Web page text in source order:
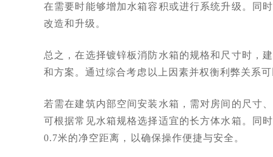
在需要时能够增加水箱容积或进行系统升级。同
改造和升级。
总之，在选择镀锌板消防水箱的规格和尺寸时，
和方案。通过综合考虑以上因素并权衡利弊关系
若需在建筑内部空间安装水箱，需对房间的尺寸
可根据常见水箱规格选择适宜的长方体水箱。同
0.7米的净空距离，以确保操作便捷与安全。